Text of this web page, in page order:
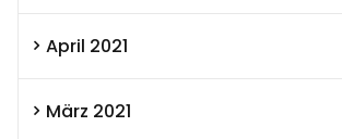
April 2021
März 2021